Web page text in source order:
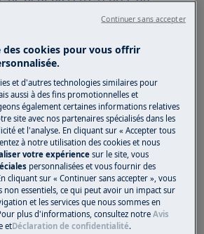
car la porte se ferme
peut être ouverte qu'avec
force.
encastrable
de meuble doit être installée
la porte du lave-vaisselle
ressort de la porte est adapté
des cookies pour vous offrir
et d'autres technologies similaires pour
aussi à des fins promotionnelles et
également certaines informations relatives
site avec nos partenaires spécialisés dans les
et l'analyse. En cliquant sur « Accepter tous
à notre utilisation des cookies et nous
votre expériencesur le site, vous
personnalisées et vous fournir des
cliquant sur « Continuer sans accepter », vous
non essentiels, ce qui peut avoir un impact sur
et les services que nous sommes en
plus d'informations, consultez notreAvis
etDéclaration de confidentialité.
Continuer sans accepter